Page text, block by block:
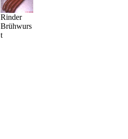
Rinder
Brühwurs
t